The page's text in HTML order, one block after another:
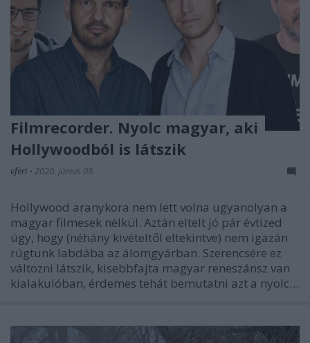
Filmrecorder. Nyolc magyar, aki
Hollywoodból is látszik
vferi • 2020. június 09.
Hollywood aranykora nem lett volna ugyanolyan a
magyar filmesek nélkül. Aztán eltelt jó pár évtized
úgy, hogy (néhány kivételtől eltekintve) nem igazán
rúgtunk labdába az álomgyárban. Szerencsére ez
változni látszik, kisebbfajta magyar reneszánsz van
kialakulóban, érdemes tehát bemutatni azt a nyolc…